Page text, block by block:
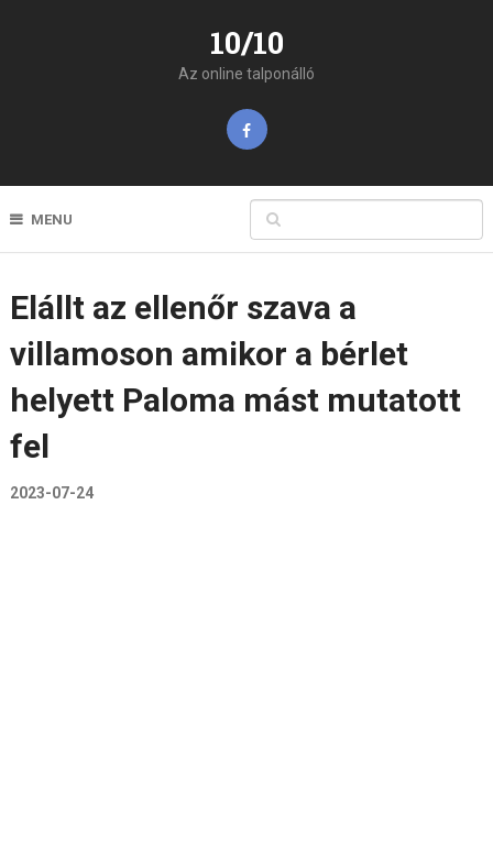
10/10
Az online talponálló
MENU
Elállt az ellenőr szava a
villamoson amikor a bérlet
helyett Paloma mást mutatott
fel
2023-07-24